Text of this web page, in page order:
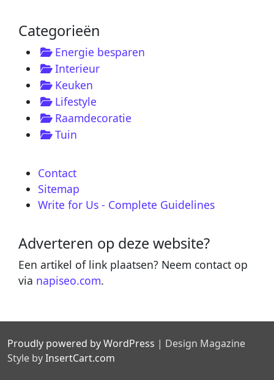
Categorieën
Energie besparen
Interieur
Keuken
Lifestyle
Raamdecoratie
Tuin
Contact
Sitemap
Write for Us - Complete Guidelines
Adverteren op deze website?
Een artikel of link plaatsen? Neem contact op
via napiseo.com.
Proudly powered by WordPress | Design Magazine
Style byInsertCart.com